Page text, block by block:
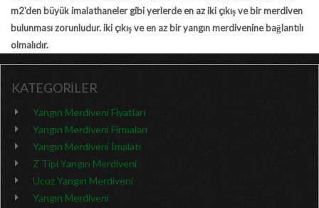
m2'den büyük imalathaneler gibi yerlerde en az iki çıkış ve bir merdiven
bulunması zorunludur. iki çıkış ve en az bir yangın merdivenine bağlantılı
olmalıdır.
KATEGORİLER
Yangın Merdiveni Fiyatları
Yangın Merdiveni Firmaları
Yangın Merdiveni İmalatı
Z Tipi Yangın Merdiveni
Ucuz Yangın Merdiveni
Yangın Merdiveni